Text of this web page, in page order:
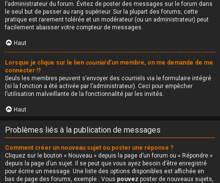
l’administrateur du forum. Évitez de poster des messages sur le forum dans
le seul but de passer au rang supérieur. Sur la plupart des forums, cette
pratique est rarement tolérée et un modérateur (ou un administrateur) peut
facilement abaisser votre compteur de messages.
Haut
Lorsque je clique sur le lien courrield’un membre, on me demande de me
connecter !?
Seuls les membres peuvent s’envoyer des courriels via le formulaire intégré
(si la fonction a été activée par l’administrateur). Ceci pour empêcher
l’utilisation malveillante de la fonctionnalité par les invités.
Haut
Problèmes liés à la publication de messages
Comment créer un nouveau sujet ou poster une réponse ?
Cliquez sur le bouton « Nouveau » depuis la page d’un forum ou « Répondre »
depuis la page d’un sujet. Il se peut que vous ayez besoin d’être enregistré
pour écrire un message. Une liste des options disponibles est affichée en
bas de page des forums, exemple : Vous pouvez poster de nouveaux sujets,